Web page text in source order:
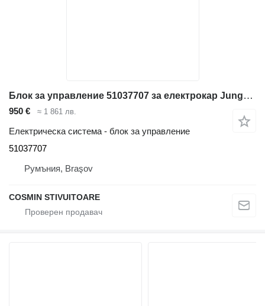
Блок за управление 51037707 за електрокар Jungheinrich
950 € ≈ 1 861 лв.
Електрическа система - блок за управление
51037707
Румъния, Braşov
COSMIN STIVUITOARE